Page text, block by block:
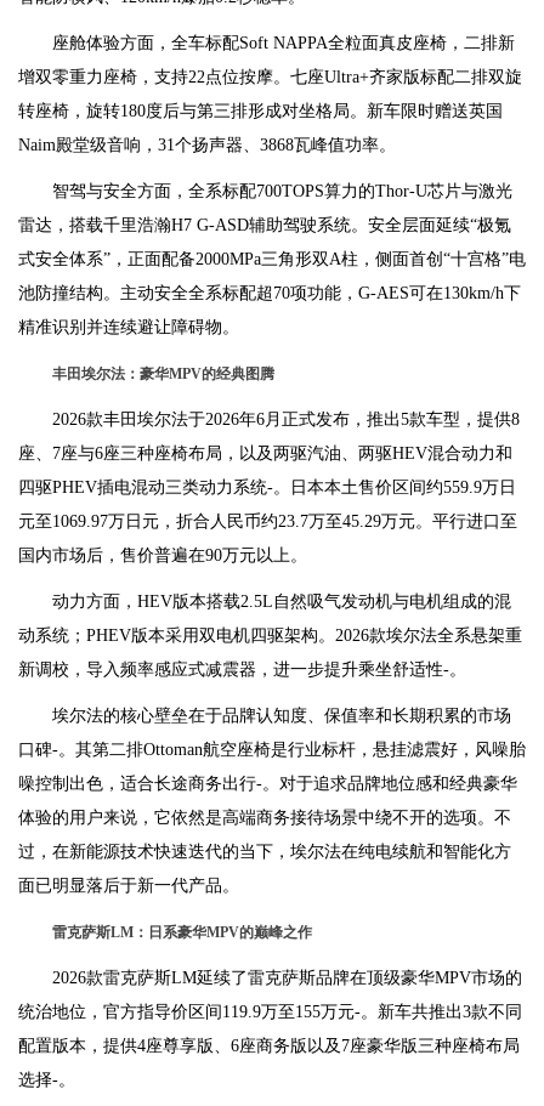
座舱体验方面，全车标配Soft NAPPA全粒面真皮座椅，二排新
增双零重力座椅，支持22点位按摩。七座Ultra+齐家版标配二排双旋
转座椅，旋转180度后与第三排形成对坐格局。新车限时赠送英国
Naim殿堂级音响，31个扬声器、3868瓦峰值功率。
智驾与安全方面，全系标配700TOPS算力的Thor-U芯片与激光
雷达，搭载千里浩瀚H7 G-ASD辅助驾驶系统。安全层面延续“极氪
式安全体系”，正面配备2000MPa三角形双A柱，侧面首创“十宫格”电
池防撞结构。主动安全全系标配超70项功能，G-AES可在130km/h下
精准识别并连续避让障碍物。
丰田埃尔法：豪华MPV的经典图腾
2026款丰田埃尔法于2026年6月正式发布，推出5款车型，提供8
座、7座与6座三种座椅布局，以及两驱汽油、两驱HEV混合动力和
四驱PHEV插电混动三类动力系统-。日本本土售价区间约559.9万日
元至1069.97万日元，折合人民币约23.7万至45.29万元。平行进口至
国内市场后，售价普遍在90万元以上。
动力方面，HEV版本搭载2.5L自然吸气发动机与电机组成的混
动系统；PHEV版本采用双电机四驱架构。2026款埃尔法全系悬架重
新调校，导入频率感应式减震器，进一步提升乘坐舒适性-。
埃尔法的核心壁垒在于品牌认知度、保值率和长期积累的市场
口碑-。其第二排Ottoman航空座椅是行业标杆，悬挂滤震好，风噪胎
噪控制出色，适合长途商务出行-。对于追求品牌地位感和经典豪华
体验的用户来说，它依然是高端商务接待场景中绕不开的选项。不
过，在新能源技术快速迭代的当下，埃尔法在纯电续航和智能化方
面已明显落后于新一代产品。
雷克萨斯LM：日系豪华MPV的巅峰之作
2026款雷克萨斯LM延续了雷克萨斯品牌在顶级豪华MPV市场的
统治地位，官方指导价区间119.9万至155万元-。新车共推出3款不同
配置版本，提供4座尊享版、6座商务版以及7座豪华版三种座椅布局
选择-。